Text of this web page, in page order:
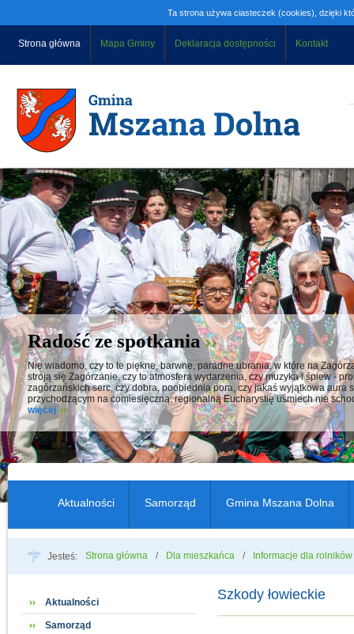
Ta strona używa ciasteczek (cookies), dzięki
Strona główna Mapa Gminy Deklaracja dostępności Kontakt
Radość ze spotkania
Nie wiadomo, czy to te piękne, barwne, paradne ubrania, w które na
stroją się Zagórzanie, czy to atmosfera wydarzenia, czy muzyka i śpiew -
zagórzańskich serc, czy dobra, poobiednia pora, czy jakaś wyjątkowa aura
przychodzącym na comiesięczną, regionalną Eucharystię uśmiech nie
więcej
Aktualności Samorząd Gmina Mszana Dolna
Jesteś: Strona główna Dla mieszkańca Informacje dla rolników
Aktualności
Samorząd
Szkody łowieckie